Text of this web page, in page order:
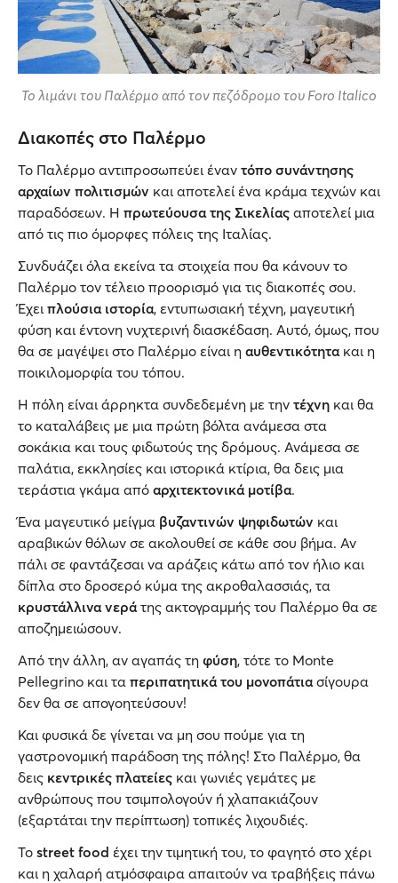
Το λιμάνι του Παλέρμο από τον πεζόδρομο του Foro Italico
Διακοπές στο Παλέρμο
Το Παλέρμο αντιπροσωπεύει έναν τόπο συνάντησης
αρχαίων πολιτισμών και αποτελεί ένα κράμα τεχνών και
παραδόσεων. Η πρωτεύουσα της Σικελίας αποτελεί μια
από τις πιο όμορφες πόλεις της Ιταλίας.
Συνδυάζει όλα εκείνα τα στοιχεία που θα κάνουν το
Παλέρμο τον τέλειο προορισμό για τις διακοπές σου.
Έχει πλούσια ιστορία, εντυπωσιακή τέχνη, μαγευτική
φύση και έντονη νυχτερινή διασκέδαση. Αυτό, όμως, που
θα σε μαγέψει στο Παλέρμο είναι η αυθεντικότητακαι η
ποικιλομορφία του τόπου.
Η πόλη είναι άρρηκτα συνδεδεμένη με την τέχνη και θα
το καταλάβεις με μια πρώτη βόλτα ανάμεσα στα
σοκάκια και τους φιδωτούς της δρόμους. Ανάμεσα σε
παλάτια, εκκλησίες και ιστορικά κτίρια, θα δεις μια
τεράστια γκάμα από αρχιτεκτονικά μοτίβα.
Ένα μαγευτικό μείγμα βυζαντινών ψηφιδωτών και
αραβικών θόλων σε ακολουθεί σε κάθε σου βήμα. Αν
πάλι σε φαντάζεσαι να αράζεις κάτω από τον ήλιο και
δίπλα στο δροσερό κύμα της ακροθαλασσιάς, τα
κρυστάλλινα νεράτης ακτογραμμής του Παλέρμο θα σε
αποζημειώσουν.
Από την άλλη, αν αγαπάς τη φύση, τότε το Monte
Pellegrino και τα περιπατητικά του μονοπάτιασίγουρα
δεν θα σε απογοητεύσουν!
Και φυσικά δε γίνεται να μη σου πούμε για τη
γαστρονομική παράδοση της πόλης! Στο Παλέρμο, θα
δεις κεντρικές πλατείες και γωνιές γεμάτες με
ανθρώπους που τσιμπολογούν ή χλαπακιάζουν
(εξαρτάται την περίπτωση) τοπικές λιχουδιές.
Το street food έχει την τιμητική του, το φαγητό στο χέρι
και η χαλαρή ατμόσφαιρα απαιτούν να τραβήξεις πάνω